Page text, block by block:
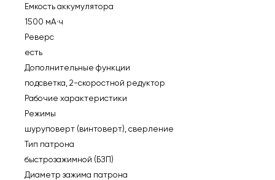
Емкость аккумулятора
1500 мА·ч
Реверс
есть
Дополнительные функции
подсветка, 2-скоростной редуктор
Рабочие характеристики
Режимы
шуруповерт (винтоверт), сверление
Тип патрона
быстрозажимной (БЗП)
Диаметр зажима патрона